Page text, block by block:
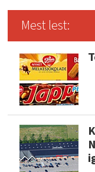
Mest lest: